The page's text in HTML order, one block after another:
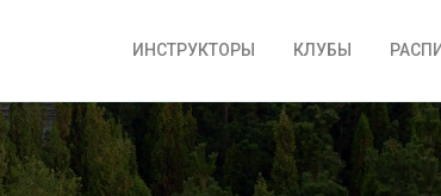
ИНСТРУКТОРЫ КЛУБЫ